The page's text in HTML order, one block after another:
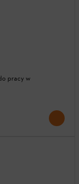
pracy w